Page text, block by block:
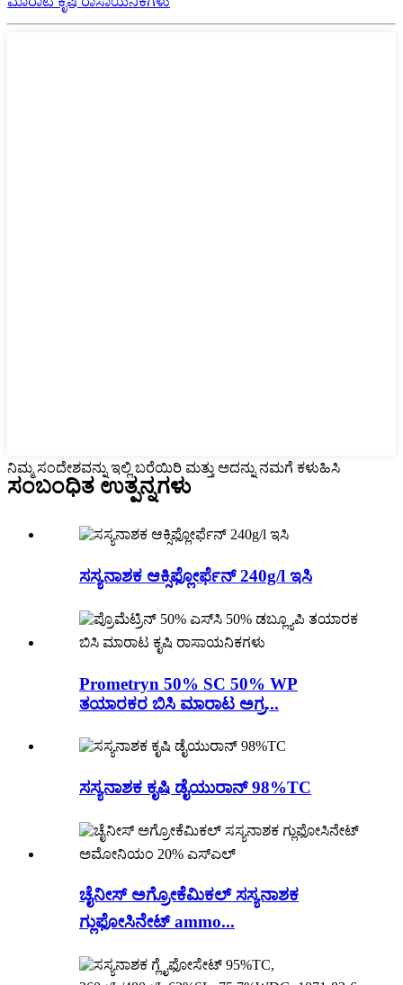
ನಿಮ್ಮ ಸಂದೇಶವನ್ನು ಇಲ್ಲಿ ಬರೆಯಿರಿ ಮತ್ತು ಅದನ್ನು ನಮಗೆ ಕಳುಹಿಸಿ
ಸಂಬಂಧಿತ ಉತ್ಪನ್ನಗಳು
ಸಸ್ಯನಾಶಕ ಆಕ್ಸಿಫ್ಲೋರ್ಫೆನ್ 240g/l ಇಸಿ
Prometryn 50% SC 50% WP
ತಯಾರಕರ ಬಿಸಿ ಮಾರಾಟ ಅಗ್ರ...
ಸಸ್ಯನಾಶಕ ಕೃಷಿ ಡೈಯುರಾನ್ 98%TC
ಚೈನೀಸ್ ಅಗ್ರೋಕೆಮಿಕಲ್ ಸಸ್ಯನಾಶಕ
ಗ್ಲುಫೋಸಿನೇಟ್ ammo...